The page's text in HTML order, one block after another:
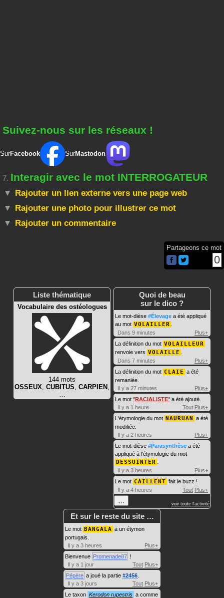
Suivez-nous sur les réseaux !
SurFacebook SurMastodon
7. Interagir avec le mot INTERROGATEUR
Rajouter un lien externe vers une page web
Rajouter une photo pour illustrer ce mot
Rajouter un commentaire
Partageons ce mot
0
Liste thématique
Vocabulaire des ostéologues
144 mots
OSSEUX CUBITUS CARPIEN
Quoi de beau
sur le dico ?
Le mot-dièse #Élevage a été appliqué
au mot VOLAILLER
Dans 9 minutes
Plus+
La définition du mot VOLAILLEUR
renvoie vers VOLAILLE
Dans 7 minutes
Plus+
La définition du mot CLAIE a été
remaniée.
Il y a 27 minutes
Plus+
Le mot RACIALISTE a été ajouté.
Il y a 1 heure
Tout Plus+
L'étymologie du mot NAURUAN a été
modifiée.
Il y a 2 heures
Plus+
Le mot-dièse #Parasynthèse a été
appliqué à l'étymologie du mot
DESSUINTER
Il y a 3 heures
Plus+
Le mot CAILLENT fait le buzz !
Il y a 4 heures
Tout Plus+
voir toute l'activité
Et sur le reste du site …
Le mot BANGALA a un étymon
portugais.
Il y a 3 heures
Plus+
Bienvenue Promenade87 !
Il y a 1 jour
Tout Plus+
Pépère a joué la partie #2456
Il y a 3 jours
Tout Plus+
Le taxon Kerodon rupestris a comme